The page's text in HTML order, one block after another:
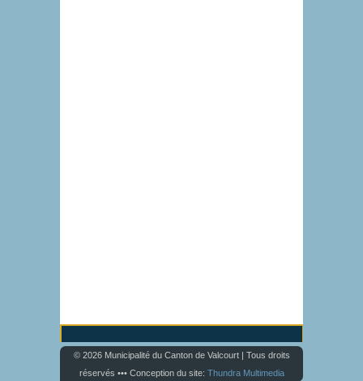
© 2026 Municipalité du Canton de Valcourt | Tous droits
réservés ••• Conception du site: Thundra Multimedia